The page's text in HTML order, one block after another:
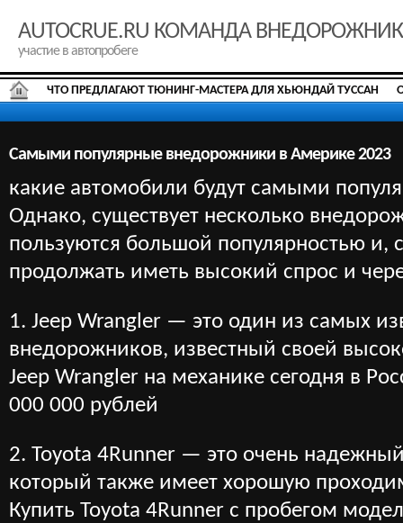
AUTOCRUE.RU КОМАНДА
участие в автопробеге
ЧТО ПРЕДЛАГАЮТ ТЮНИНГ-МАСТЕРА ДЛЯ ХЬЮНДАЙ ТУССАН
Самыми популярные внедорожники в Америке 2023
какие автомобили будут самыми
Однако, существует несколько
пользуются большой популярностью и,
продолжать иметь высокий спрос и
1. Jeep Wrangler — это один из самых
внедорожников, известный своей
Jeep Wrangler на механике сегодня в
000 000 рублей
2. Toyota 4Runner — это очень
который также имеет хорошую
Купить Toyota 4Runner с пробегом